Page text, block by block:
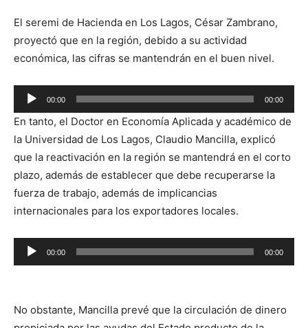
El seremi de Hacienda en Los Lagos, César Zambrano,
proyectó que en la región, debido a su actividad
económica, las cifras se mantendrán en el buen nivel.
Reproductor
de
audio
00:00 00:00
En tanto, el Doctor en Economía Aplicada y académico de
la Universidad de Los Lagos, Claudio Mancilla, explicó
que la reactivación en la región se mantendrá en el corto
plazo, además de establecer que debe recuperarse la
fuerza de trabajo, además de implicancias
internacionales para los exportadores locales.
Reproductor
de
00:00 00:00
No obstante, Mancilla prevé que la circulación de dinero